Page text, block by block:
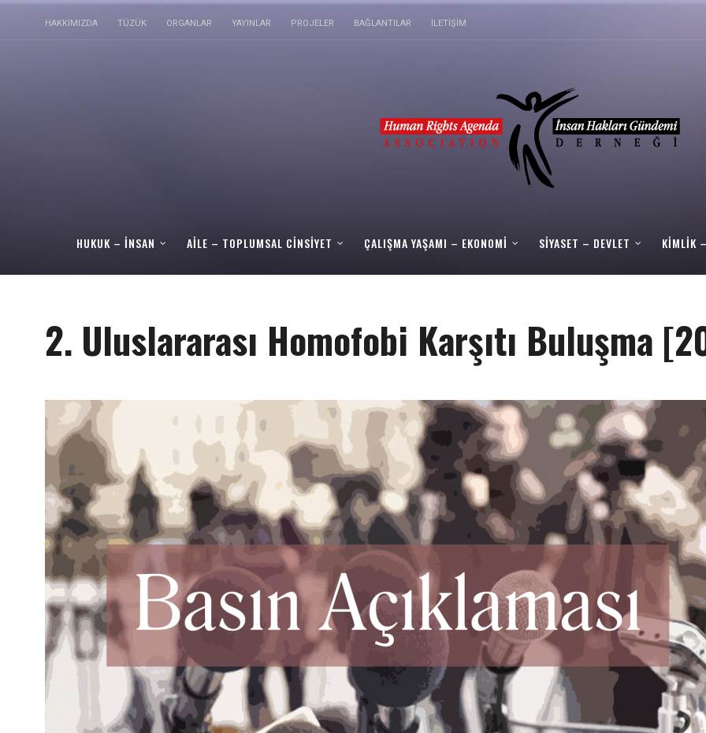
HAKKIMIZDA TÜZÜK ORGANLAR YAYINLAR PROJELER BAĞLANTILAR İLETIŞIM
HUKUK – İNSAN AILE – TOPLUMSAL CINSIYET ÇALIŞMA YAŞAMI – EKONOMI SIYASET – DEVLET KIMLIK
2. Uluslararası Homofobi Karşıtı Buluşma